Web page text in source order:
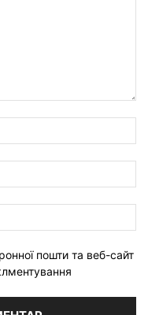
пошти та веб-сайт